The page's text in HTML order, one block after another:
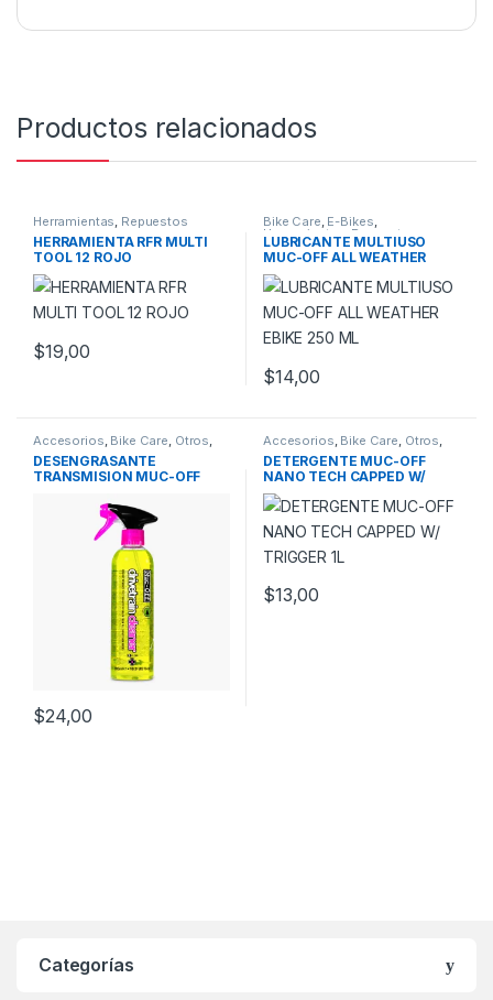
Productos relacionados
Herramientas, Repuestos
HERRAMIENTA RFR MULTI
TOOL 12 ROJO
$19,00
Bike Care, E-Bikes,
Herramientas,Repuestos
LUBRICANTE MULTIUSO
MUC-OFF ALL WEATHER
EBIKE 250 ML
$14,00
Accesorios, Bike Care, Otros,
Repuestos
DESENGRASANTE
TRANSMISION MUC-OFF
$24,00
Accesorios, Bike Care, Otros,
Repuestos
DETERGENTE MUC-OFF
NANO TECH CAPPED W/
TRIGGER 1L
$13,00
Categorías